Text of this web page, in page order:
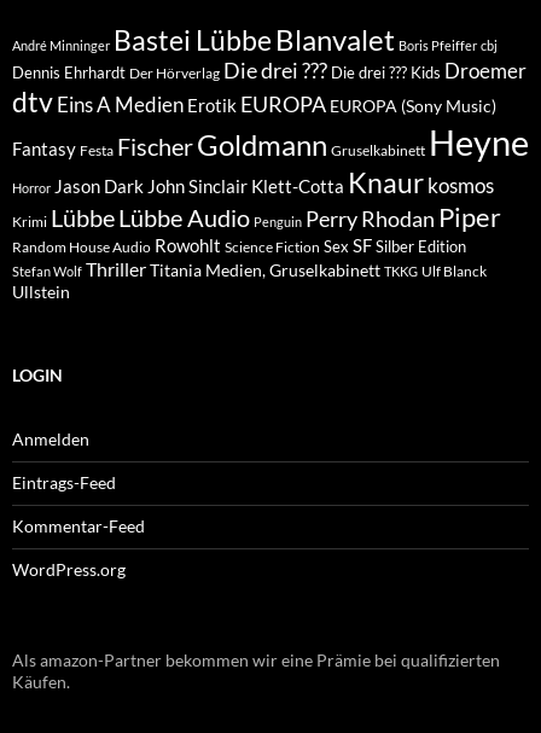
André Minninger Bastei Lübbe Blanvalet Boris Pfeiffer cbj
Dennis Ehrhardt Der Hörverlag Die drei ??? Die drei ??? Kids Droemer
dtvEins A Medien Erotik EUROPA EUROPA (Sony Music)
Fantasy Festa FischerGoldmann Gruselkabinett Heyne
Horror Jason Dark John Sinclair Klett-Cotta Knaur kosmos
Krimi LübbeLübbe Audio Penguin Perry Rhodan Piper
Random House Audio Rowohlt Science Fiction Sex SFSilber Edition
Stefan Wolf ThrillerTitania Medien, Gruselkabinett TKKG Ulf Blanck
Ullstein
LOGIN
Anmelden
Eintrags-Feed
Kommentar-Feed
WordPress.org
Als amazon-Partner bekommen wir eine Prämie bei qualifizierten
Käufen.